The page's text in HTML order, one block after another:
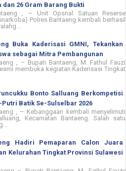
dan 26 Gram Barang Bukti
, – Unit Opsnal Satuan Reserse
Polres Bantaeng kembali berhasil
Buka Kaderisasi GMNI, Tekankan
sebagai Mitra Pembangunan
, – Bupati Bantaeng, M. Fathul Fauzi
membuka kegiatan Kaderisasi Tingkat
Bonto Salluang Berkompetisi
Batik Se-Sulselbar 2026
, – Kebanggaan kembali menyelimuti
Kecamatan Bantaeng. Salah satu
Hadiri Pemaparan Calon Juara
Kelurahan Tingkat Provinsi Sulawesi